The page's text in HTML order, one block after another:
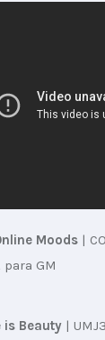
Moods |
para GM
is Beauty |